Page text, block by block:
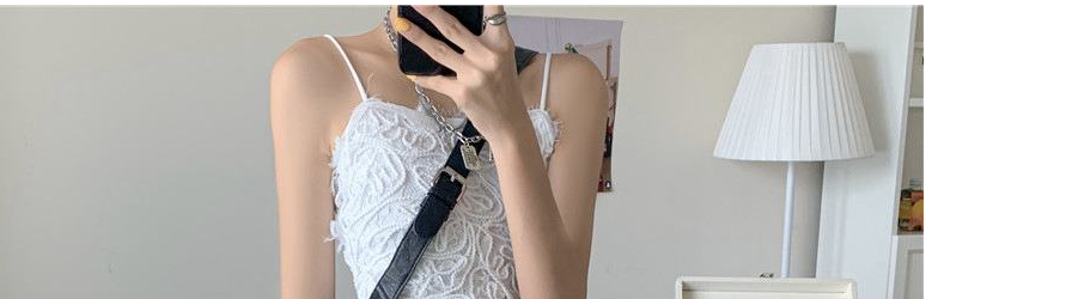
Pembayaran ansuran melalui OP Pay Later akan dibilkan secara
berasingan dan tidak termasuk dalam bil telekom anda. SMS peringatan
pembayaran akan dihantar selepas kitaran bil bulanan.
Selepas mengakses bil melalui pautan dalam SMS, anda boleh
menyelesaikan pembayaran anda melalui salah satu saluran berikut:
kod bar kedai serbaneka, kedai runcit Taiwan Mobile, pemindahan bank,
JKOPay, atau iPASS MONEY.
[Nota Penting]
Perkhidmatan ini disediakan oleh Taiwan Mobile Co., Ltd. (“Syarikat”),
Tempoh pembayaran dikira dari masa kedai meminta pembayaran anda,
ditambah dengan bilangan hari yang boleh dilanjutkan oleh AFTEE.
Anda boleh melanjutkan tempoh pembayaran anda sebelum anda
menerima pesanan. Walau bagaimanapun, tiada jaminan bahawa anda
boleh menerima pesanan anda semasa tempoh pembayaran (cth.:
produk prapesanan atau produk yang mungkin mengambil masa yang
lebih lama untuk dihantar). Oleh itu, anda dikehendaki membuat
pembayaran kepada AFTEE dalam tempoh sama ada anda menerima
pesanan.
Kedua, Sekatan Pembayaran
1. Jumlah yang diperakui untuk pengguna kali pertama boleh sehingga
NT$10,000. Amaun diperakui sebenar yang diluluskan akan
NT$45/pesanan | Penghantaran percuma untuk pesanan
NT$499 atau lebih
宅配
NT$70/pesanan | Penghantaran percuma untuk pesanan
NT$499 atau lebih